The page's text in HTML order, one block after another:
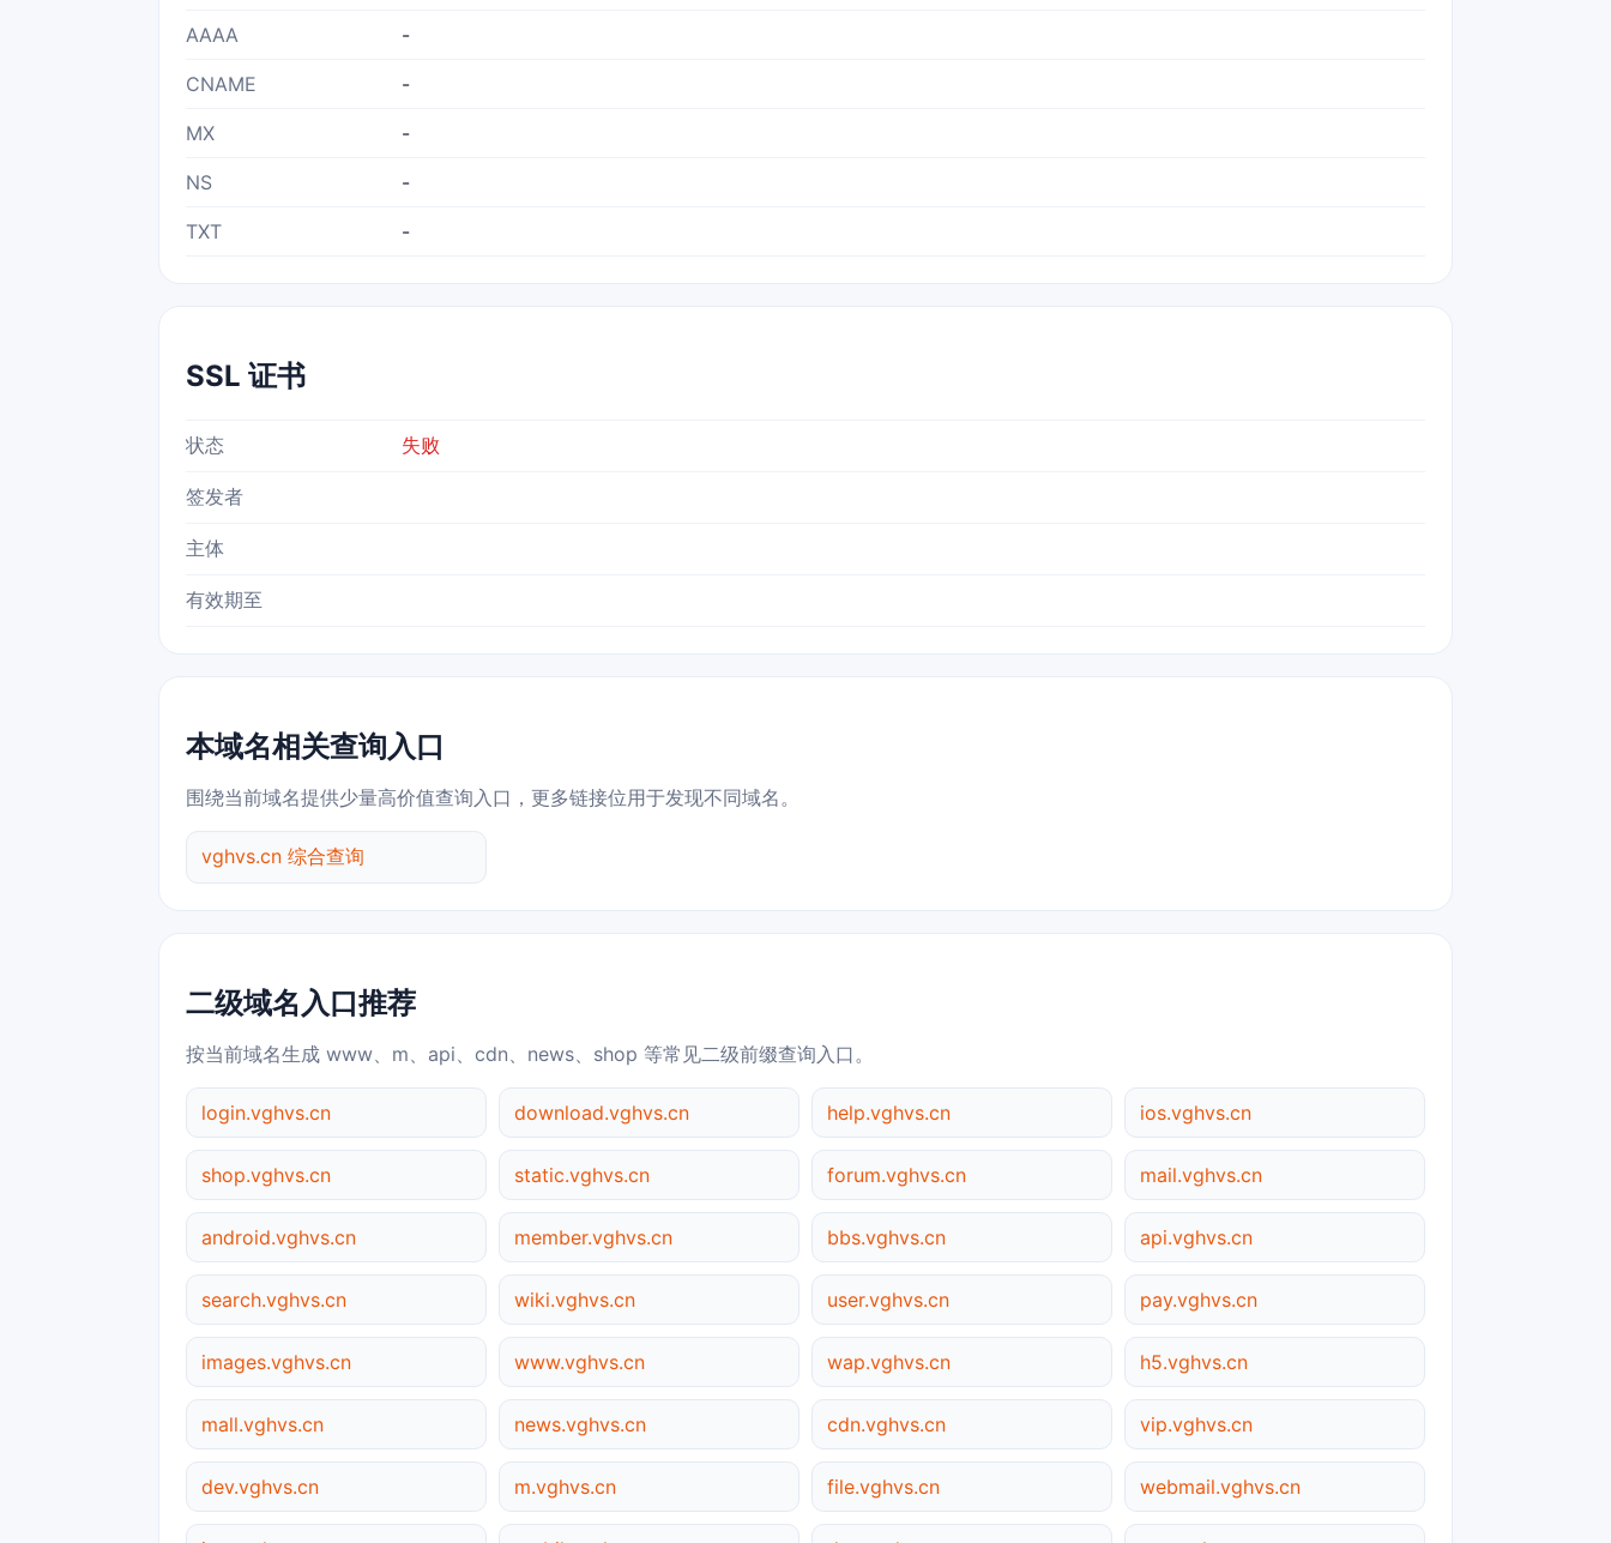
AAAA -
CNAME -
MX -
NS -
TXT -
SSL 证书
状态 失败
签发者
主体
有效期至
本域名相关查询入口
围绕当前域名提供少量高价值查询入口，更多链接位用于发现不同域名。
vghvs.cn 综合查询
二级域名入口推荐
按当前域名生成 www、m、api、cdn、news、shop 等常见二级前缀查询入口。
login.vghvs.cn download.vghvs.cn help.vghvs.cn ios.vghvs.cn
shop.vghvs.cn static.vghvs.cn forum.vghvs.cn mail.vghvs.cn
android.vghvs.cn member.vghvs.cn bbs.vghvs.cn api.vghvs.cn
search.vghvs.cn wiki.vghvs.cn user.vghvs.cn pay.vghvs.cn
images.vghvs.cn www.vghvs.cn wap.vghvs.cn h5.vghvs.cn
mall.vghvs.cn news.vghvs.cn cdn.vghvs.cn vip.vghvs.cn
dev.vghvs.cn m.vghvs.cn file.vghvs.cn webmail.vghvs.cn